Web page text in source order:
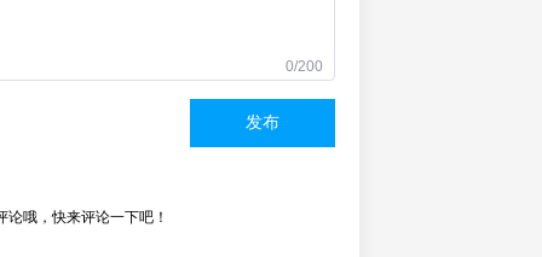
0/200
发布
论哦，快来评论一下吧！